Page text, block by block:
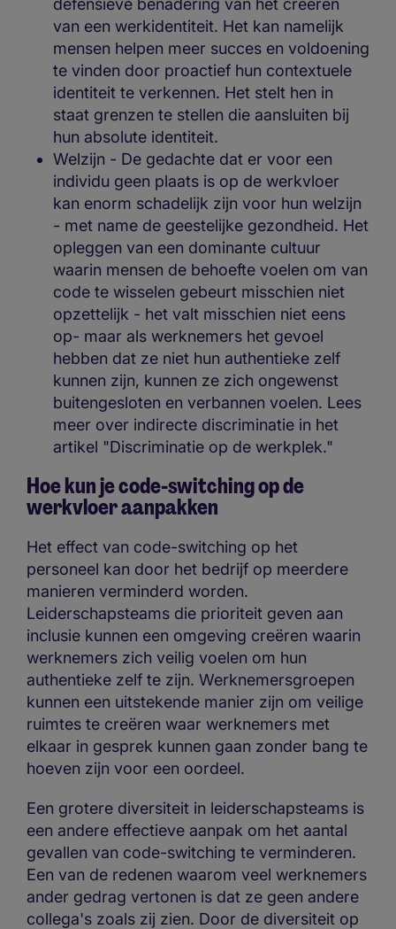
defensieve benadering van het creëren
van een werkidentiteit. Het kan namelijk
mensen helpen meer succes en voldoening
te vinden door proactief hun contextuele
identiteit te verkennen. Het stelt hen in
staat grenzen te stellen die aansluiten bij
hun absolute identiteit.
Welzijn - De gedachte dat er voor een
individu geen plaats is op de werkvloer
kan enorm schadelijk zijn voor hun welzijn
- met name de geestelijke gezondheid. Het
opleggen van een dominante cultuur
waarin mensen de behoefte voelen om van
code te wisselen gebeurt misschien niet
opzettelijk - het valt misschien niet eens
op- maar als werknemers het gevoel
hebben dat ze niet hun authentieke zelf
kunnen zijn, kunnen ze zich ongewenst
buitengesloten en verbannen voelen. Lees
meer over indirecte discriminatie in het
artikel "Discriminatie op de werkplek."
Hoe kun je code-switching op de
werkvloer aanpakken
Het effect van code-switching op het
personeel kan door het bedrijf op meerdere
manieren verminderd worden.
Leiderschapsteams die prioriteit geven aan
inclusie kunnen een omgeving creëren waarin
werknemers zich veilig voelen om hun
authentieke zelf te zijn. Werknemersgroepen
kunnen een uitstekende manier zijn om veilige
ruimtes te creëren waar werknemers met
elkaar in gesprek kunnen gaan zonder bang te
hoeven zijn voor een oordeel.
Een grotere diversiteit in leiderschapsteams is
een andere effectieve aanpak om het aantal
gevallen van code-switching te verminderen.
Een van de redenen waarom veel werknemers
ander gedrag vertonen is dat ze geen andere
collega's zoals zij zien. Door de diversiteit op